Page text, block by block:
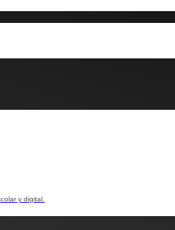
y digital.